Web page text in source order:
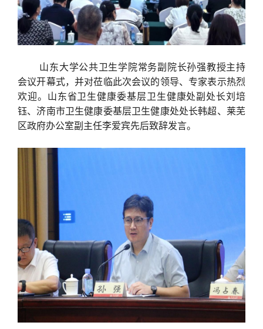
山东大学公共卫生学院常务副院长孙强教授主持
会议开幕式，并对莅临此次会议的领导、专家表示热烈
欢迎。山东省卫生健康委基层卫生健康处副处长刘培
钰、济南市卫生健康委基层卫生健康处处长韩超、莱芜
区政府办公室副主任李爱宾先后致辞发言。